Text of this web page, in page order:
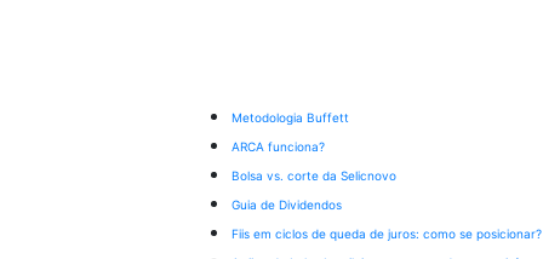
Metodologia Buffett
ARCA funciona?
Bolsa vs. corte da Selicnovo
Guia de Dividendos
Fiis em ciclos de queda de juros: como se posicionar?